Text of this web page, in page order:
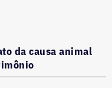
da causa animal